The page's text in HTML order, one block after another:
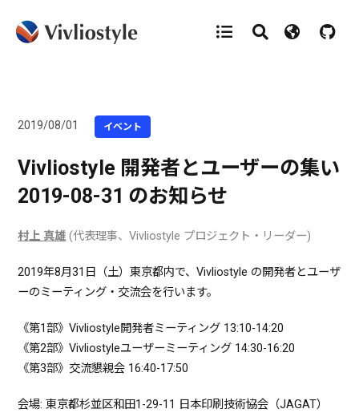
2019/08/01 イベント
Vivliostyle 開発者とユーザーの集い
2019-08-31 のお知らせ
村上 真雄 (代表理事、Vivliostyle プロジェクト・リーダー)
2019年8月31日（土）東京都内で、Vivliostyle の開発者とユーザ
ーのミーティング・交流会を行います。
《第1部》Vivliostyle開発者ミーティング 13:10-14:20
《第2部》Vivliostyleユーザーミーティング 14:30-16:20
《第3部》交流懇親会 16:40-17:50
会場: 東京都杉並区和田1-29-11 日本印刷技術協会（JAGAT）